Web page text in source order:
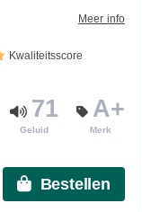
Meer info
Kwaliteitsscore
71
Geluid
A+
Merk
Bestellen